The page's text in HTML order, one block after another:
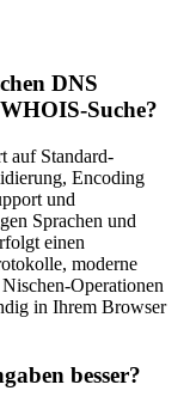
DNS
Suche?
auf Standard-
Encoding
und
Sprachen und
einen
moderne
Operationen
in Ihrem Browser
besser?